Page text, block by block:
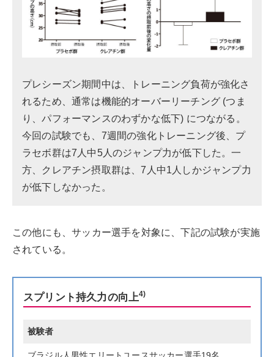
プレシーズン期間中は、トレーニング負荷が強化さ
れるため、通常は機能的オーバーリーチング (つま
り、パフォーマンスのわずかな低下) につながる。
今回の試験でも、7週間の強化トレーニング後、プ
ラセボ群は7人中5人のジャンプ力が低下した。一
方、クレアチン摂取群は、7人中1人しかジャンプ力
が低下しなかった。
この他にも、サッカー選手を対象に、下記の試験が実施
されている。
スプリント持久力の向上4)
被験者